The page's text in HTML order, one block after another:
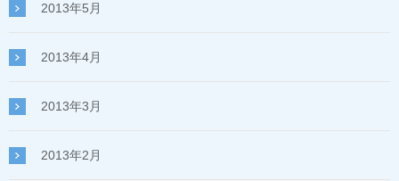
2013年5月
2013年4月
2013年3月
2013年2月